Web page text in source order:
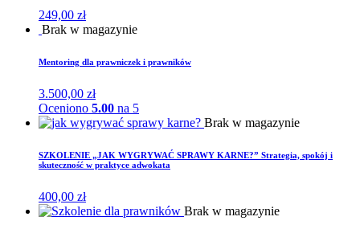
249,00 zł
Brak w magazynie
Mentoring dla prawniczek i prawników
3.500,00 zł
Oceniono 5.00 na 5
Brak w magazynie
SZKOLENIE „JAK WYGRYWAĆ SPRAWY KARNE?” Strategia, spokój i
skuteczność w praktyce adwokata
400,00 zł
Brak w magazynie